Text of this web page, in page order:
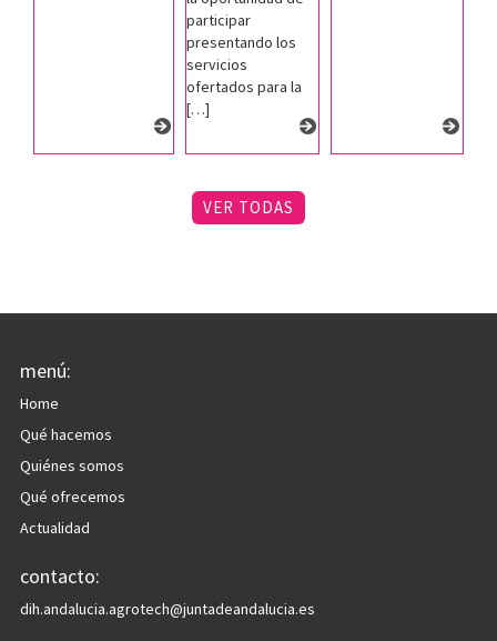
participar
presentando los
servicios
ofertados para la
[…]
VER TODAS
menú:
Home
Qué hacemos
Quiénes somos
Qué ofrecemos
Actualidad
contacto:
dih.andalucia.agrotech@juntadeandalucia.es